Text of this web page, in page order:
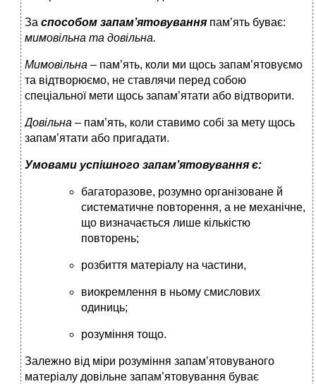
За способом запам’ятовування пам’ять буває:
мимовільна та довільна.
Мимовільна – пам’ять, коли ми щось запам’ятовуємо
та відтворюємо, не ставлячи перед собою
спеціальної мети щось запам’ятати або відтворити.
Довільна – пам’ять, коли ставимо собі за мету щось
запам’ятати або пригадати.
Умовами успішного запам’ятовування є:
багаторазове, розумно організоване й
систематичне повторення, а не механічне,
що визначається лише кількістю
повторень;
розбиття матеріалу на частини,
виокремлення в ньому смислових
одиниць;
розуміння тощо.
Залежно від міри розуміння запам’ятовуваного
матеріалу довільне запам’ятовування буває